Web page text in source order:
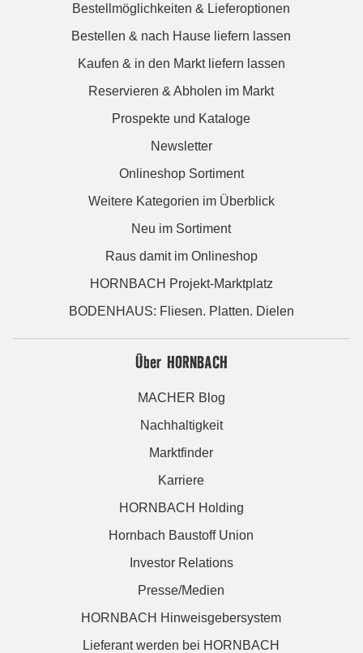
Bestellmöglichkeiten & Lieferoptionen
Bestellen & nach Hause liefern lassen
Kaufen & in den Markt liefern lassen
Reservieren & Abholen im Markt
Prospekte und Kataloge
Newsletter
Onlineshop Sortiment
Weitere Kategorien im Überblick
Neu im Sortiment
Raus damit im Onlineshop
HORNBACH Projekt-Marktplatz
BODENHAUS: Fliesen. Platten. Dielen
Über HORNBACH
MACHER Blog
Nachhaltigkeit
Marktfinder
Karriere
HORNBACH Holding
Hornbach Baustoff Union
Investor Relations
Presse/Medien
HORNBACH Hinweisgebersystem
Lieferant werden bei HORNBACH